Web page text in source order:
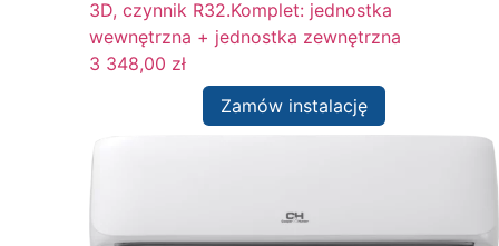
3D, czynnik R32.Komplet: jednostka
wewnętrzna + jednostka zewnętrzna
3 348,00 zł
Zamów instalację